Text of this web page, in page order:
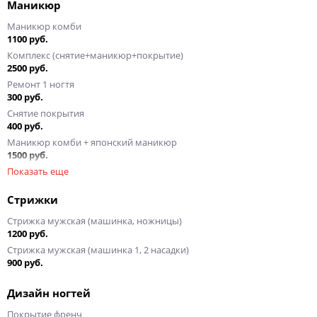
Маникюр
Маникюр комби
1100 руб.
Комплекс (снятие+маникюр+покрытие)
2500 руб.
Ремонт 1 ногтя
300 руб.
Снятие покрытия
400 руб.
Маникюр комби + японский маникюр
1500 руб.
Показать еще
Стрижки
Стрижка мужская (машинка, ножницы)
1200 руб.
Стрижка мужская (машинка 1, 2 насадки)
900 руб.
Дизайн ногтей
Покрытие френч